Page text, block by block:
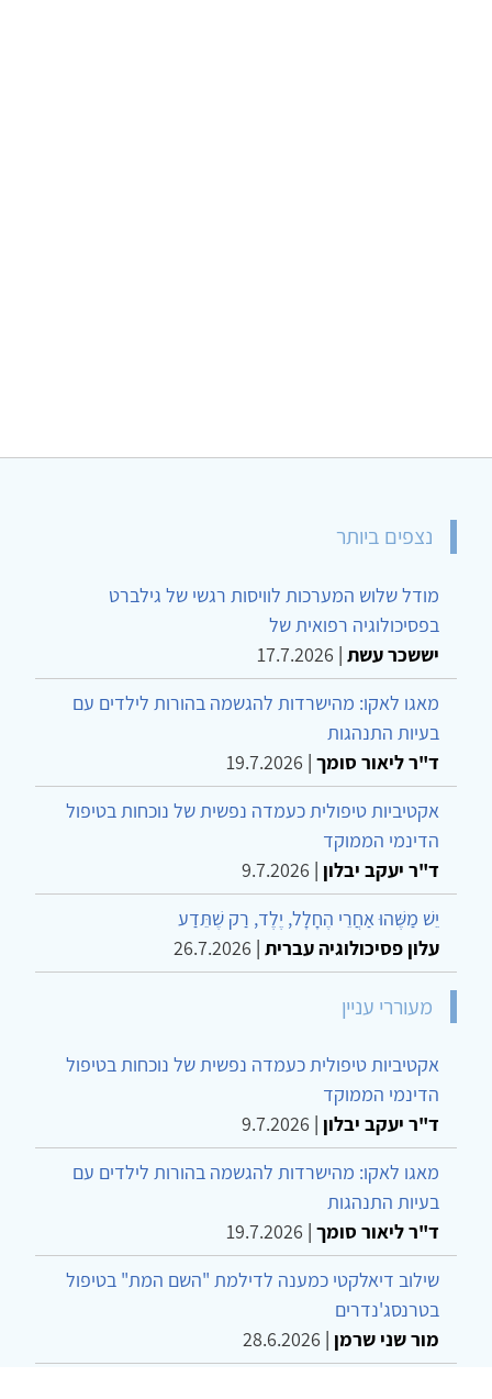
נצפים ביותר
מודל שלוש המערכות לוויסות רגשי של גילברט
בפסיכולוגיה רפואית של
יששכר עשת |
17.7.2026
מאגו לאקו: מהישרדות להגשמה בהורות לילדים עם
בעיות התנהגות
ד"ר ליאור סומך |
19.7.2026
אקטיביות טיפולית כעמדה נפשית של נוכחות בטיפול
הדינמי הממוקד
ד"ר יעקב יבלון |
9.7.2026
יֵשׁ מַשֶּׁהוּ אַחֲרֵי הֶחָלָל, יֶלֶד, רַק שֶׁתֵּדַע
עלון פסיכולוגיה עברית |
26.7.2026
מעוררי עניין
אקטיביות טיפולית כעמדה נפשית של נוכחות בטיפול
הדינמי הממוקד
ד"ר יעקב יבלון |
9.7.2026
מאגו לאקו: מהישרדות להגשמה בהורות לילדים עם
בעיות התנהגות
ד"ר ליאור סומך |
19.7.2026
שילוב דיאלקטי כמענה לדילמת "השם המת" בטיפול
בטרנסג'נדרים
מור שני שרמן |
28.6.2026